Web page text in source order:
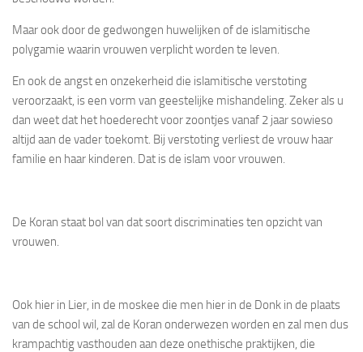
Maar ook door de gedwongen huwelijken of de islamitische
polygamie waarin vrouwen verplicht worden te leven.
En ook de angst en onzekerheid die islamitische verstoting
veroorzaakt, is een vorm van geestelijke mishandeling. Zeker als u
dan weet dat het hoederecht voor zoontjes vanaf 2 jaar sowieso
altijd aan de vader toekomt. Bij verstoting verliest de vrouw haar
familie en haar kinderen. Dat is de islam voor vrouwen.
De Koran staat bol van dat soort discriminaties ten opzicht van
vrouwen.
Ook hier in Lier, in de moskee die men hier in de Donk in de plaats
van de school wil, zal de Koran onderwezen worden en zal men dus
krampachtig vasthouden aan deze onethische praktijken, die